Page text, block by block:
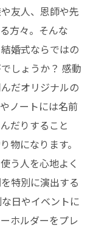
友人、恩師や先
方々。そんな
婚式ならではの
しょうか？ 感動
だオリジナルの
ノートには名前
だりすること
物になります。
う人を心地よく
特別に演出する
日やイベントに
ホルダーをプレ